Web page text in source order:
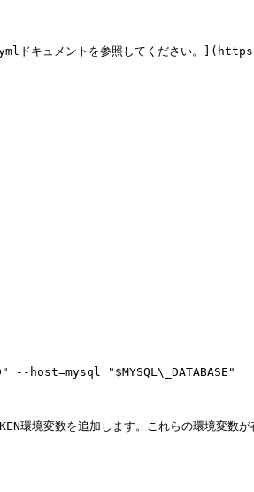
ドキュメントを参照してください
host=mysql "$MYSQL\_DATABASE"
環境変数を追加します。これらの環境変